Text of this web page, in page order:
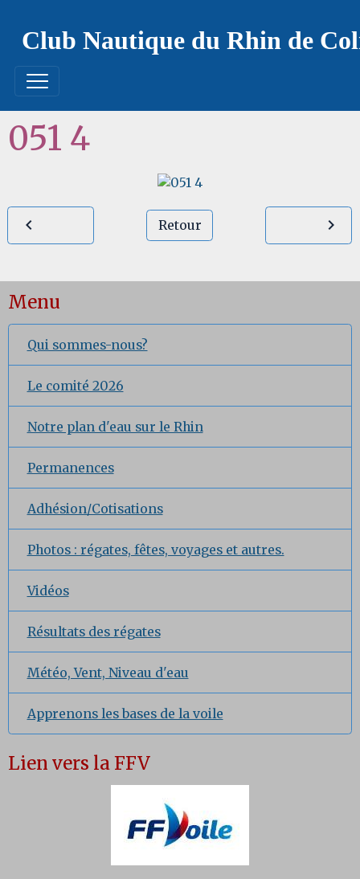
Club Nautique du Rhin de
051 4
Retour
Menu
Qui sommes-nous?
Le comité 2026
Notre plan d'eau sur le Rhin
Permanences
Adhésion/Cotisations
Photos : régates, fêtes, voyages et autres.
Vidéos
Résultats des régates
Météo, Vent, Niveau d'eau
Apprenons les bases de la voile
Lien vers la FFV